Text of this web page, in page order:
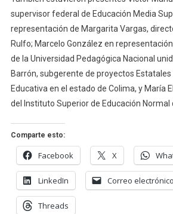
supervisor federal de Educación Media
representación de Margarita Vargas,
Rulfo; Marcelo González en
de la Universidad Pedagógica Nacional
Barrón, subgerente de proyectos
Educativa en el estado de Colima, y María
del Instituto Superior de Educación Normal
Comparte esto:
Facebook X
LinkedIn Correo electrónico
Threads